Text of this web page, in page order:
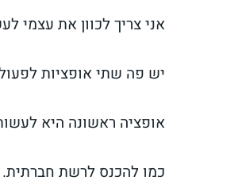
אני צריך לכוון את עצמי
יש פה שתי אופציות
אופציה ראשונה היא
כמו להכנס לרשת חברתית.